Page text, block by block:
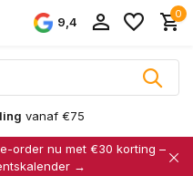
9,4
0
vanaf €75
order nu met €30 korting –
→